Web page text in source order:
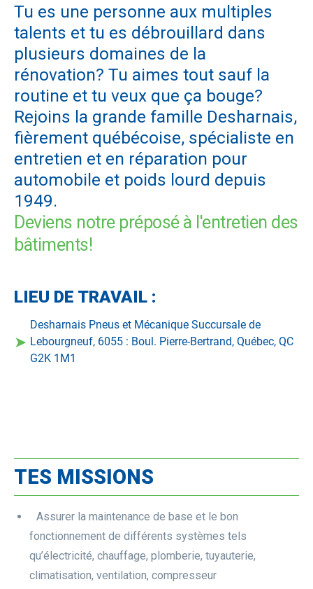
Tu es une personne aux multiples
talents et tu es débrouillard dans
plusieurs domaines de la
rénovation? Tu aimes tout sauf la
routine et tu veux que ça bouge?
Rejoins la grande famille Desharnais,
fièrement québécoise, spécialiste en
entretien et en réparation pour
automobile et poids lourd depuis
1949.
Deviens notre préposé à l'entretien des
bâtiments!
LIEU DE TRAVAIL :
➤
Desharnais Pneus et Mécanique Succursale de
Lebourgneuf, 6055 : Boul. Pierre-Bertrand, Québec, QC
G2K 1M1
TES MISSIONS
Assurer la maintenance de base et le bon
fonctionnement de différents systèmes tels
qu’électricité, chauffage, plomberie, tuyauterie,
climatisation, ventilation, compresseur